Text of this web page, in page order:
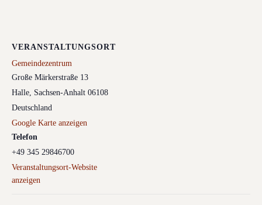
VERANSTALTUNGSORT
Gemeindezentrum
Große Märkerstraße 13
Halle, Sachsen-Anhalt 06108
Deutschland
Google Karte anzeigen
Telefon
+49 345 29846700
Veranstaltungsort-Website
anzeigen